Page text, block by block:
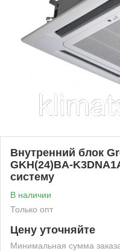
Внутренний блок
GKH(24)BA-
систему
В наличии
Только опт
Цену уточняйте
Минимальная сумма